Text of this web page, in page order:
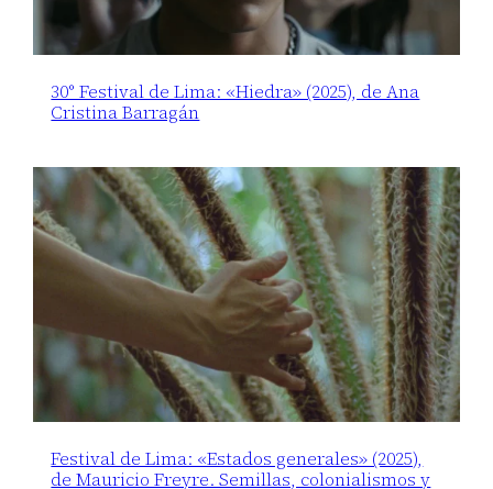
30° Festival de Lima: «Hiedra» (2025), de Ana
Cristina Barragán
Festival de Lima: «Estados generales» (2025),
de Mauricio Freyre. Semillas, colonialismos y